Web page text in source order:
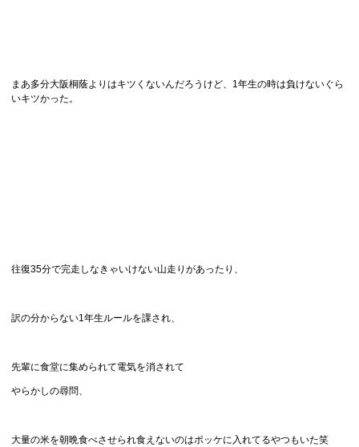
まあ多分大阪桐蔭よりはキツくないんだろうけど、1年生の時は負けないぐら
いキツかった。
往復35分で完走しなきゃいけない山走りがあったり、
訳の分からない1年生ルールを課され、
先輩に食堂に集められて電気を消されて
やらかしの尋問、
大量の米を朝晩食べさせられ食えないのはポッケに入れてるやつもいた笑